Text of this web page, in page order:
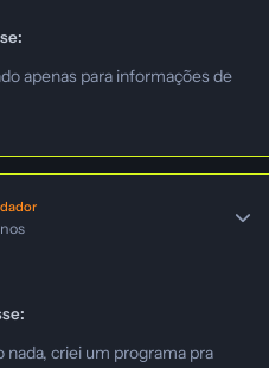
apenas para informações de
nada, criei um programa pra